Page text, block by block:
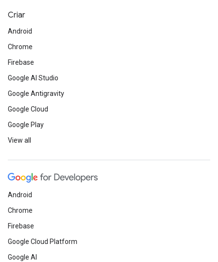
Criar
Android
Chrome
Firebase
Google AI Studio
Google Antigravity
Google Cloud
Google Play
View all
Android
Chrome
Firebase
Google Cloud Platform
Google AI